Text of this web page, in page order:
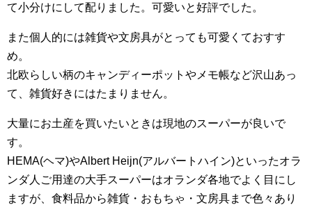
て小分けにして配りました。可愛いと好評でした。
また個人的には雑貨や文房具がとっても可愛くておすす
め。
北欧らしい柄のキャンディーポットやメモ帳など沢山あっ
て、雑貨好きにはたまりません。
大量にお土産を買いたいときは現地のスーパーが良いで
す。
HEMA(ヘマ)やAlbert Heijn(アルバートハイン)といったオラ
ンダ人ご用達の大手スーパーはオランダ各地でよく目にし
ますが、食料品から雑貨・おもちゃ・文房具まで色々あり